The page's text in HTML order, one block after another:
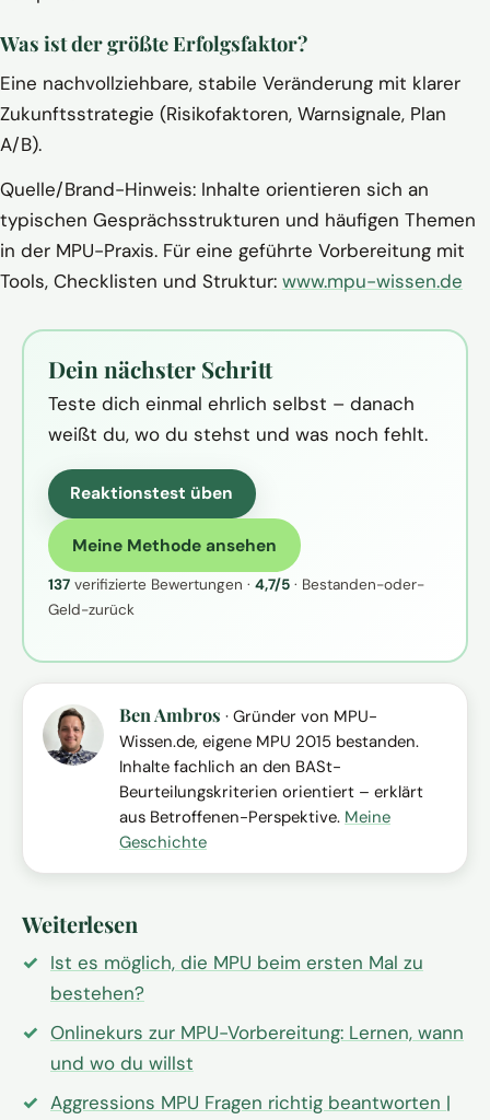
Was ist der größte Erfolgsfaktor?
Eine nachvollziehbare, stabile Veränderung mit klarer
Zukunftsstrategie (Risikofaktoren, Warnsignale, Plan
A/B).
Quelle/Brand-Hinweis: Inhalte orientieren sich an
typischen Gesprächsstrukturen und häufigen Themen
in der MPU-Praxis. Für eine geführte Vorbereitung mit
Tools, Checklisten und Struktur: www.mpu-wissen.de
Dein nächster Schritt
Teste dich einmal ehrlich selbst – danach
weißt du, wo du stehst und was noch fehlt.
Reaktionstest üben
Meine Methode ansehen
137verifizierte Bewertungen · 4,7/5· Bestanden-oder-
Geld-zurück
Ben Ambros · Gründer von MPU-
Wissen.de, eigene MPU 2015 bestanden.
Inhalte fachlich an den BASt-
Beurteilungskriterien orientiert – erklärt
aus Betroffenen-Perspektive. Meine
Geschichte
Weiterlesen
Ist es möglich, die MPU beim ersten Mal zu
bestehen?
Onlinekurs zur MPU-Vorbereitung: Lernen, wann
und wo du willst
Aggressions MPU Fragen richtig beantworten |